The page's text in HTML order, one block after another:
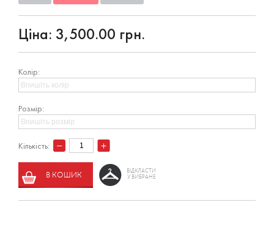
Ціна: 3,500.00 грн.
Колір:
Розмір:
Кількість:
В КОШИК ВІДКЛАСТИ
У ВИБРАНЕ